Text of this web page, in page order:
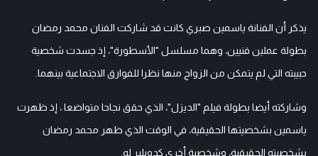
يذكر أن الفنانة ياسمين صبري كانت قد شاركت الفنان محمد رمضان
بطولة عملين فنيين، وهما مسلسل "الأسطورة"، إذ جسدت شخصية
حبيبته التي لم يتمكن من الزواج منها نظرا للفوارق الاجتماعية بينهما.
وشاركته أيضا بطولة فيلم "الديزل"، الذي حقق نجاحا متواضعا ، إذ ظهرت
ياسمين بشخصيتها الحقيقية، في الوقت الذي ظهر محمد رمضان
بشخصيته الحقيقية، وشخصية أخرى كدوبلير له.